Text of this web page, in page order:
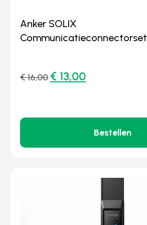
Anker SOLIX
Communicatieconnectorset
€16,00 € 13,00
Bestellen